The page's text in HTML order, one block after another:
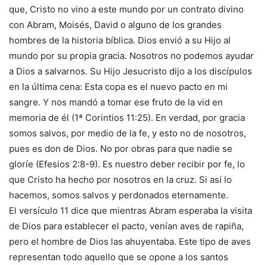
que, Cristo no vino a este mundo por un contrato divino
con Abram, Moisés, David o alguno de los grandes
hombres de la historia bíblica. Dios envió a su Hijo al
mundo por su propia gracia. Nosotros no podemos ayudar
a Dios a salvarnos. Su Hijo Jesucristo dijo a los discípulos
en la última cena: Esta copa es el nuevo pacto en mi
sangre. Y nos mandó a tomar ese fruto de la vid en
memoria de él (1ª Corintios 11:25). En verdad, por gracia
somos salvos, por medio de la fe, y esto no de nosotros,
pues es don de Dios. No por obras para que nadie se
gloríe (Efesios 2:8-9). Es nuestro deber recibir por fe, lo
que Cristo ha hecho por nosotros en la cruz. Si así lo
hacemos, somos salvos y perdonados eternamente.
El versículo 11 dice que mientras Abram esperaba la visita
de Dios para establecer el pacto, venían aves de rapiña,
pero el hombre de Dios las ahuyentaba. Este tipo de aves
representan todo aquello que se opone a los santos